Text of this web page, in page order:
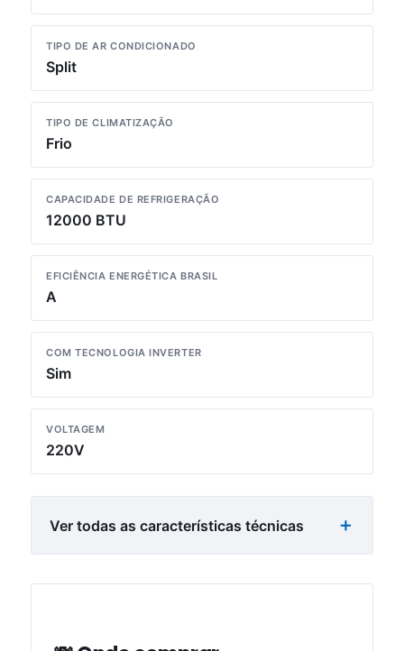
TIPO DE AR CONDICIONADO
Split
TIPO DE CLIMATIZAÇÃO
Frio
CAPACIDADE DE REFRIGERAÇÃO
12000 BTU
EFICIÊNCIA ENERGÉTICA BRASIL
A
COM TECNOLOGIA INVERTER
Sim
VOLTAGEM
220V
Ver todas as características técnicas